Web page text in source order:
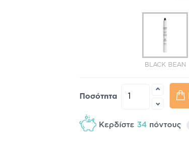
BLACK BEAN
Ποσότητα
Κερδίστε 34 πόντους